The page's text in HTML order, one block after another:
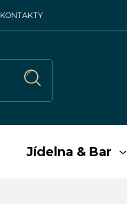
KONTAKTY
Jídelna & Bar